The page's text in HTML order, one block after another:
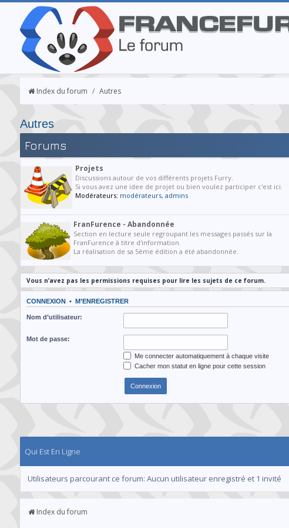
Index du forum / Autres
Autres
Forums
Projets
Discussions autour de vos différents projets Furry.
Si vous avez une idee de projet ou bien voulez participer c'est ici.
Modérateurs: modérateurs, admins
FranFurence - Abandonnée
Section en lecture seule regroupant les messages passés sur la
FranFurence à titre d'information.
La réalisation de sa 5ème édition a été abandonnée.
Vous n’avez pas les permissions requises pour lire les sujets de ce forum.
CONNEXION • M’ENREGISTRER
Nom d’utilisateur:
Mot de passe:
Me connecter automatiquement à chaque visite
Cacher mon statut en ligne pour cette session
Qui Est En Ligne
Utilisateurs parcourant ce forum: Aucun utilisateur enregistré et 1 invité
Index du forum